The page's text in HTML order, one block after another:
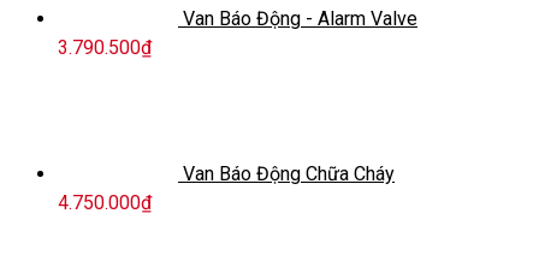
Van Báo Động - Alarm Valve
3.790.500₫
Van Báo Động Chữa Cháy
4.750.000₫